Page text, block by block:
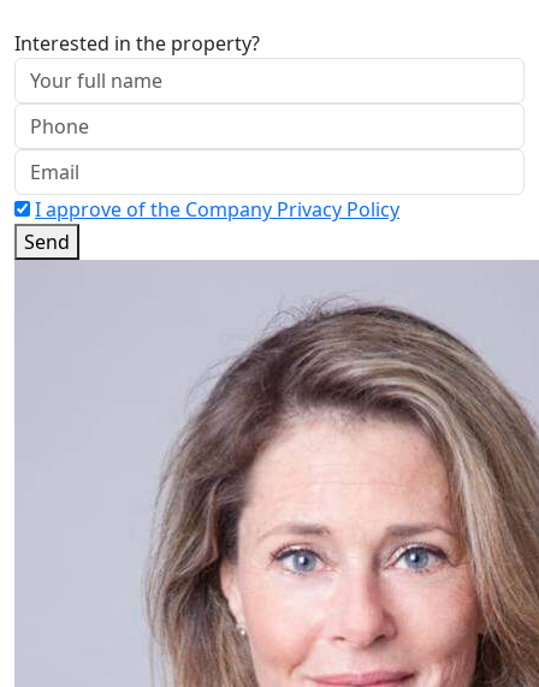
Interested in the property?
I approve of the Company Privacy Policy
Send